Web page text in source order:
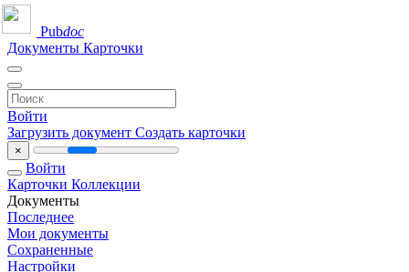
Pubdoc
Документы Карточки
Войти
Загрузить документ Создать карточки
×
Войти
Карточки Коллекции
Документы
Последнее
Мои документы
Сохраненные
Настройки